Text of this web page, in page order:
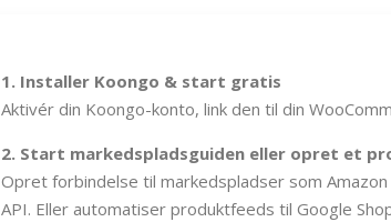
1. Installer Koongo & start gratis
Aktivér din Koongo-konto, link den til din
2. Start markedspladsguiden eller opret et
Opret forbindelse til markedspladser som
API. Eller automatiser produktfeeds til Google